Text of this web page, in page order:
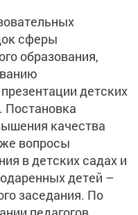
сферы
образования,
детских
Постановка
качества
вопросы
в детских садах и
детей –
заседания. По